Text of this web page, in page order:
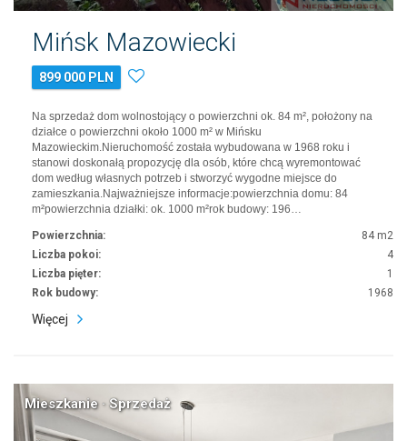
Mińsk Mazowiecki
899 000 PLN
Na sprzedaż dom wolnostojący o powierzchni ok. 84 m², położony na
działce o powierzchni około 1000 m² w Mińsku
Mazowieckim.Nieruchomość została wybudowana w 1968 roku i
stanowi doskonałą propozycję dla osób, które chcą wyremontować
dom według własnych potrzeb i stworzyć wygodne miejsce do
zamieszkania.Najważniejsze informacje:powierzchnia domu: 84
m²powierzchnia działki: ok. 1000 m²rok budowy: 196…
Powierzchnia:
84 m2
Liczba pokoi:
4
Liczba pięter:
1
Rok budowy:
1968
Więcej
Mieszkanie · Sprzedaż